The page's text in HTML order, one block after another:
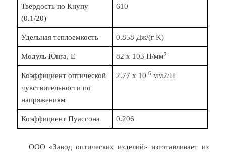
Твердость по Кнупу
(0.1/20)
610
Удельная теплоемкость 0.858 Дж/(г K)
Модуль Юнга, E 82 х 103 Н/мм2
Коэффициент оптической
чувствительности по
напряжениям
2.77 x 10-6 мм2/Н
Коэффициент Пуассона 0.206
ООО «Завод оптических изделий» изготавливает из